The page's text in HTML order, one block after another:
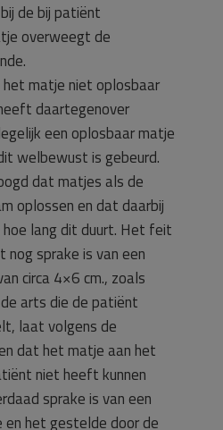
de bij patiënt
overweegt de
matje niet oplosbaar
daartegenover
een oplosbaar matje
welbewust is gebeurd.
dat matjes als de
oplossen en dat daarbij
lang dit duurt. Het feit
sprake is van een
circa 4×6 cm., zoals
arts die de patiënt
laat volgens de
dat het matje aan het
niet heeft kunnen
sprake is van een
het gestelde door de